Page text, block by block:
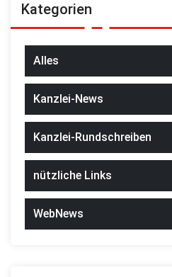
Kategorien
Alles
Kanzlei-News
Kanzlei-Rundschreiben
nützliche Links
WebNews